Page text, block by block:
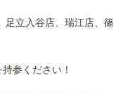
足立入谷店、瑞江店、篠
参ください！